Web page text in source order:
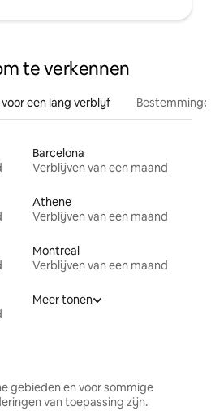
te verkennen
een lang verblijf
Barcelona
Verblijven van een maand
Athene
Verblijven van een maand
Montreal
Verblijven van een maand
Meer tonen
gebieden en voor sommige
van toepassing zijn.